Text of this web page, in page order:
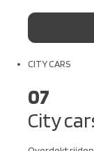
CITY CARS
07
City